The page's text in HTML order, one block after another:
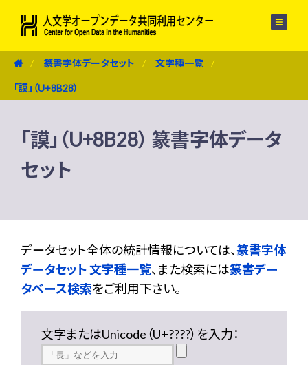
篆書字体データセット 文字種一覧
「謨」（U+8B28）
「謨」（U+8B28） 篆書字体データ
セット
データセット全体の統計情報については、篆書字体
データセット 文字種一覧、また検索には篆書デー
タベース検索をご利用下さい。
文字またはUnicode（U+????）を入力：